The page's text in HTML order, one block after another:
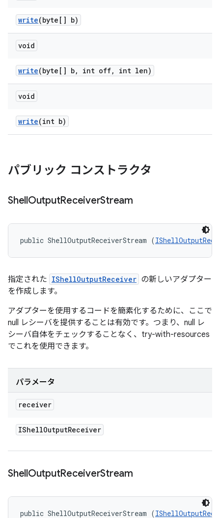
write(byte[] b)
void
write(byte[] b, int off, int len)
void
write(int b)
パブリック コンストラクタ
ShellOutputReceiverStream
public ShellOutputReceiverStream (
指定された IShellOutputReceiver の新しいアダプター
を作成します。
アダプターを使用するコードを簡素化するために、ここで
null レシーバを提供することは有効です。つまり、null レ
シーバ自体をチェックすることなく、try-with-resources
でこれを使用できます。
パラメータ
receiver
IShellOutputReceiver
ShellOutputReceiverStream
public ShellOutputReceiverStream (